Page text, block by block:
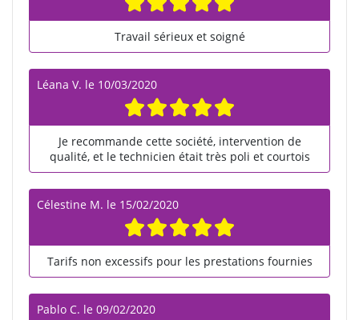
Travail sérieux et soigné
Léana V. le 10/03/2020
Je recommande cette société, intervention de
qualité, et le technicien était très poli et courtois
Célestine M. le 15/02/2020
Tarifs non excessifs pour les prestations fournies
Pablo C. le 09/02/2020